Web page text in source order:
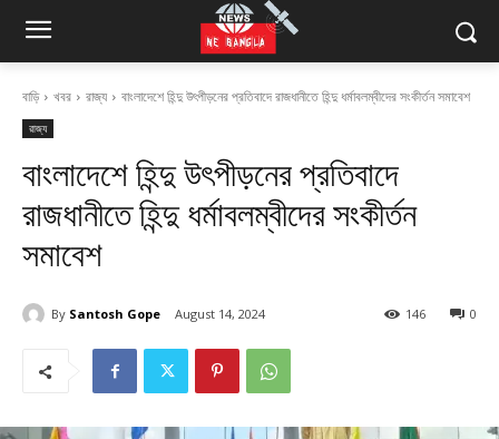
বাড়ি খবর রাজ্য বাংলাদেশে হিন্দু উৎপীড়নের প্রতিবাদে রাজধানীতে হিন্দু ধর্মাবলম্বীদের সংকীর্তন সমাবেশ
রাজ্য
বাংলাদেশে হিন্দু উৎপীড়নের প্রতিবাদে
রাজধানীতে হিন্দু ধর্মাবলম্বীদের সংকীর্তন
সমাবেশ
By Santosh Gope August 14, 2024 0
146